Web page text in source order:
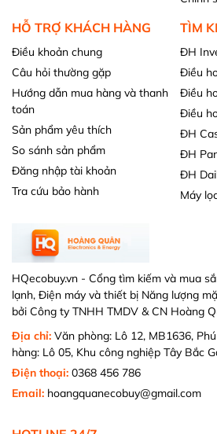
HỖ TRỢ KHÁCH HÀNG
Điều khoản chung
Câu hỏi thường gặp
Hướng dẫn mua hàng và thanh
toán
Sản phẩm yêu thích
So sánh sản phẩm
Đăng nhập tài khoản
Tra cứu bảo hành
TÌM
ĐH
Điều
Điều
Điều
ĐH
ĐH
ĐH
Máy
HQecobuy.vn - Cổng tìm kiếm và mua
lạnh, Điện máy và thiết bị Năng lượng
bởi Công ty TNHH TMDV & CN Hoàng
Địa chỉ: Văn phòng: Lô 12, MB1636,
hàng: Lô 05, Khu công nghiệp Tây Bắc
Điện thoại: 0368 456 786
Email: hoangquanecobuy@gmail.com